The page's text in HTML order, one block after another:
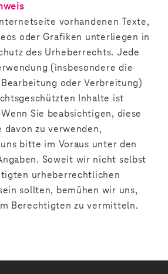
vorhandenen Texte,
oder Grafiken unterliegen in
des Urheberrechts. Jede
(insbesondere die
oder Verbreitung)
Inhalte ist
Sie beabsichtigen, diese
davon zu verwenden,
bitte im Voraus unter den
Soweit wir nicht selbst
urheberrechtlichen
sollten, bemühen wir uns,
Berechtigten zu vermitteln.